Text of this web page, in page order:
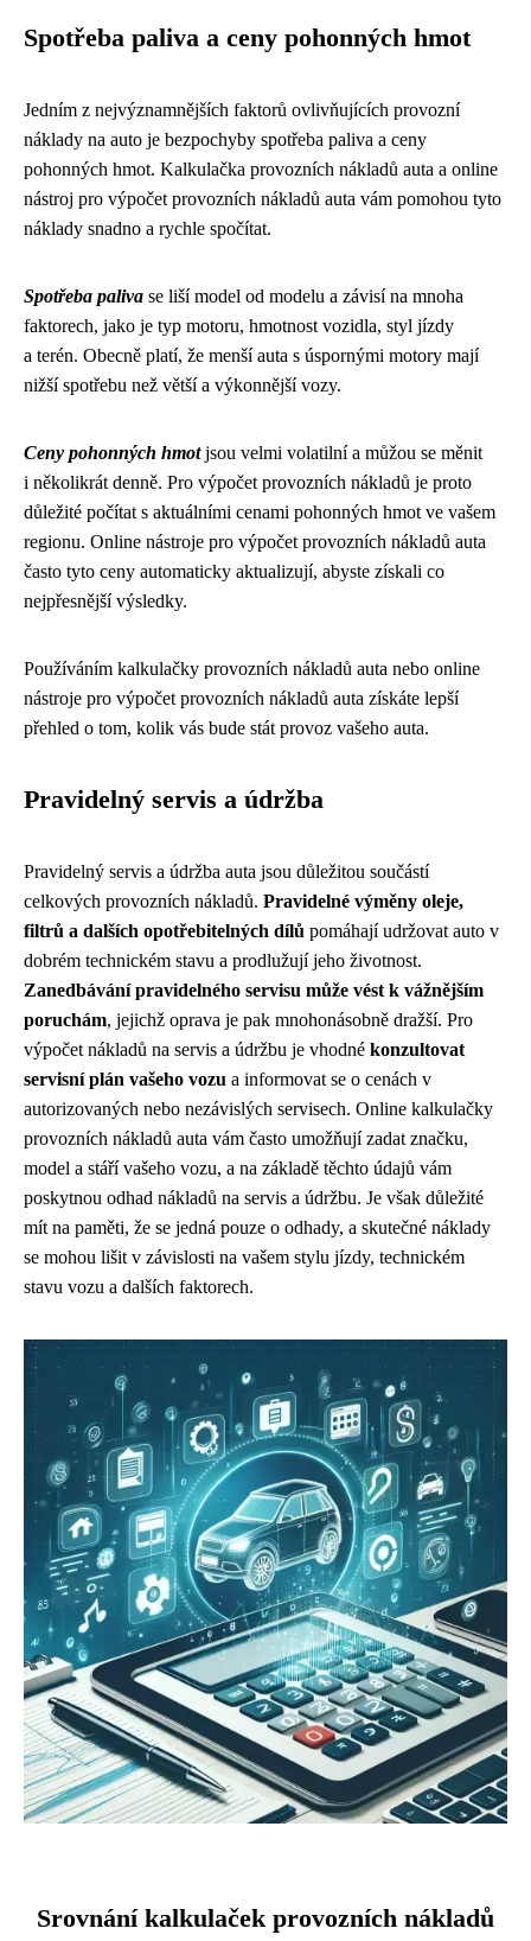
Spotřeba paliva a ceny pohonných hmot
Jedním z nejvýznamnějších faktorů ovlivňujících provozní
náklady na auto je bezpochyby spotřeba paliva a ceny
pohonných hmot. Kalkulačka provozních nákladů auta a online
nástroj pro výpočet provozních nákladů auta vám pomohou tyto
náklady snadno a rychle spočítat.
Spotřeba paliva se liší model od modelu a závisí na mnoha
faktorech, jako je typ motoru, hmotnost vozidla, styl jízdy
a terén. Obecně platí, že menší auta s úspornými motory mají
nižší spotřebu než větší a výkonnější vozy.
Ceny pohonných hmotjsou velmi volatilní a můžou se měnit
i několikrát denně. Pro výpočet provozních nákladů je proto
důležité počítat s aktuálními cenami pohonných hmot ve vašem
regionu. Online nástroje pro výpočet provozních nákladů auta
často tyto ceny automaticky aktualizují, abyste získali co
nejpřesnější výsledky.
Používáním kalkulačky provozních nákladů auta nebo online
nástroje pro výpočet provozních nákladů auta získáte lepší
přehled o tom, kolik vás bude stát provoz vašeho auta.
Pravidelný servis a údržba
Pravidelný servis a údržba auta jsou důležitou součástí
celkových provozních nákladů. Pravidelné výměny oleje,
filtrů a dalších opotřebitelných dílů pomáhají udržovat auto v
dobrém technickém stavu a prodlužují jeho životnost.
Zanedbávání pravidelného servisu může vést k vážnějším
poruchám, jejichž oprava je pak mnohonásobně dražší. Pro
výpočet nákladů na servis a údržbu je vhodné konzultovat
servisní plán vašeho vozu a informovat se o cenách v
autorizovaných nebo nezávislých servisech. Online kalkulačky
provozních nákladů auta vám často umožňují zadat značku,
model a stáří vašeho vozu, a na základě těchto údajů vám
poskytnou odhad nákladů na servis a údržbu. Je však důležité
mít na paměti, že se jedná pouze o odhady, a skutečné náklady
se mohou lišit v závislosti na vašem stylu jízdy, technickém
stavu vozu a dalších faktorech.
Srovnání kalkulaček provozních nákladů